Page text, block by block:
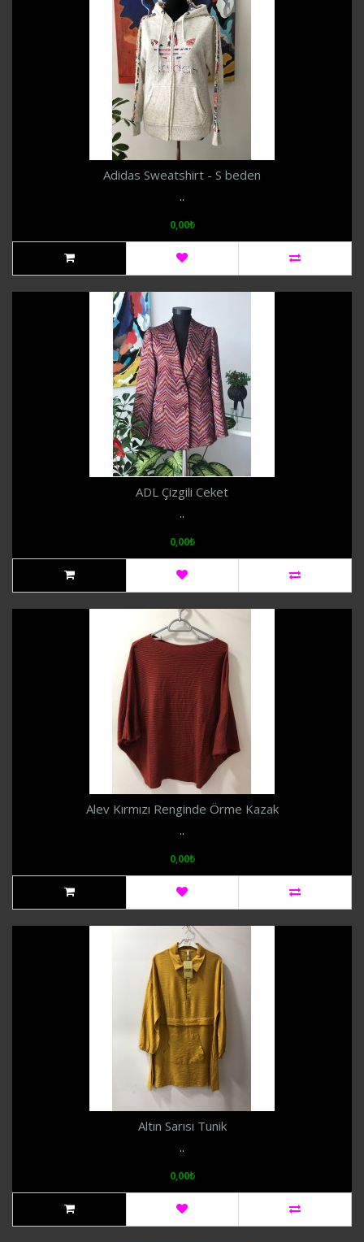
Adidas Sweatshirt - S beden
..
0,00₺
ADL Çizgili Ceket
..
0,00₺
Alev Kırmızı Renginde Örme Kazak
..
0,00₺
Altın Sarısı Tunik
..
0,00₺